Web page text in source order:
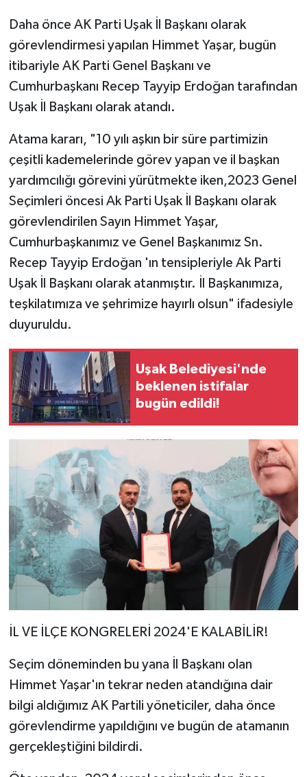
Daha önce AK Parti Uşak İl Başkanı olarak
görevlendirmesi yapılan Himmet Yaşar, bugün
itibariyle AK Parti Genel Başkanı ve
Cumhurbaşkanı Recep Tayyip Erdoğan tarafından
Uşak İl Başkanı olarak atandı.
Atama kararı, "10 yılı aşkın bir süre partimizin
çeşitli kademelerinde görev yapan ve il başkan
yardımcılığı görevini yürütmekte iken,2023 Genel
Seçimleri öncesi Ak Parti Uşak İl Başkanı olarak
görevlendirilen Sayın Himmet Yaşar,
Cumhurbaşkanımız ve Genel Başkanımız Sn.
Recep Tayyip Erdoğan 'ın tensipleriyle Ak Parti
Uşak İl Başkanı olarak atanmıştır. İl Başkanımıza,
teşkilatımıza ve şehrimize hayırlı olsun" ifadesiyle
duyuruldu.
Uşak Belediyesi'nde
beklenen istifalar
bugün edildi!
İL VE İLÇE KONGRELERİ 2024'E KALABİLİR!
Seçim döneminden bu yana İl Başkanı olan
Himmet Yaşar'ın tekrar neden atandığına dair
bilgi aldığımız AK Partili yöneticiler, daha önce
görevlendirme yapıldığını ve bugün de atamanın
gerçekleştiğini bildirdi.